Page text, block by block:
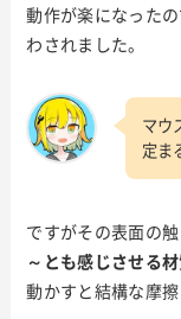
動作が楽になった
わされました。
マウ
定ま
ですがその表面の触
～とも感じさせる
動かすと結構な摩